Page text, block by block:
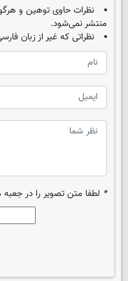
نظرات حاوی توهین و
منتشر نمی‌شود.
نظراتی که غیر از زبان
* لطفا متن تصویر را در جعبه